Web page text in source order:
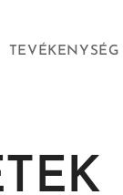
TEVÉKENYSÉG